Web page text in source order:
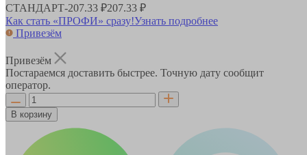
СТАНДАРТ-207.33 ₽207.33 ₽
Как стать «ПРОФИ» сразу!Узнать подробнее
Привезём
Привезём
Постараемся доставить быстрее. Точную дату сообщит
оператор.
В корзину